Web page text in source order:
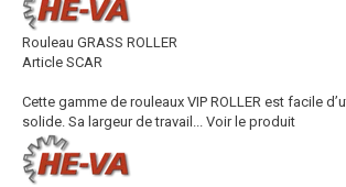
Rouleau GRASS ROLLER
Article SCAR
Cette gamme de rouleaux VIP ROLLER est facile
solide. Sa largeur de travail... Voir le produit